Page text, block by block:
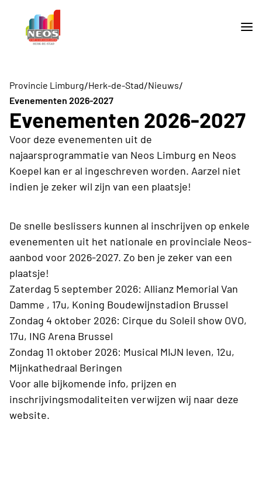
Provincie Limburg/Herk-de-Stad/Nieuws/
Evenementen 2026-2027
Evenementen 2026-2027
Voor deze evenementen uit de
najaarsprogrammatie van Neos Limburg en Neos
Koepel kan er al ingeschreven worden. Aarzel niet
indien je zeker wil zijn van een plaatsje!
De snelle beslissers kunnen al inschrijven op enkele
evenementen uit het nationale en provinciale Neos-
aanbod voor 2026-2027. Zo ben je zeker van een
plaatsje!
Zaterdag 5 september 2026: Allianz Memorial Van
Damme , 17u, Koning Boudewijnstadion Brussel
Zondag 4 oktober 2026: Cirque du Soleil show OVO,
17u, ING Arena Brussel
Zondag 11 oktober 2026: Musical MIJN leven, 12u,
Mijnkathedraal Beringen
Voor alle bijkomende info, prijzen en
inschrijvingsmodaliteiten verwijzen wij naar deze
website.